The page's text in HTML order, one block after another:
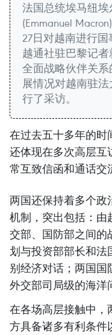
法国总统埃马纽埃
(Emmanuel
27日对越南进行国
越通社驻巴黎记
全面战略伙伴关
展情况对越南驻
行了采访。
在过去五十多年的时
还体现在多次高层互
常互致信函和通话交
两国还保持着多个政
机制，突出包括：由
交部、国防部之间的
划与投资部部长和法
别经济对话；两国国
外交部司局级的海洋
在各场高层接触中，
方具备诸多有利条件